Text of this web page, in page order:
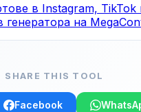
в Instagram, TikTok
генератора на
SHARE THIS TOOL
Facebook